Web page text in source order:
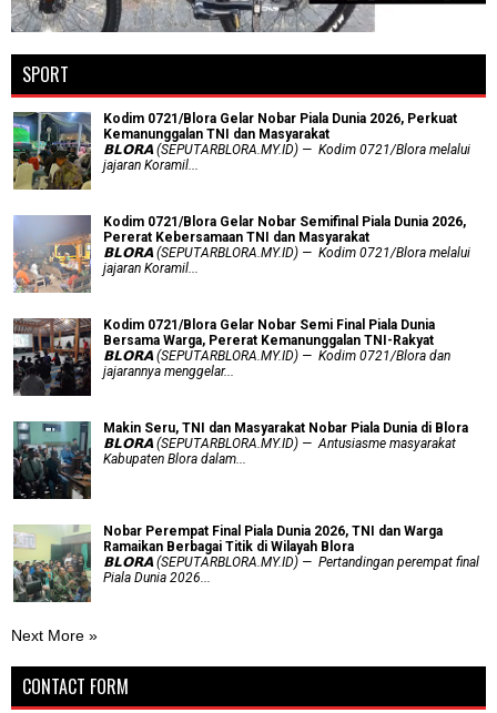
SPORT
Kodim 0721/Blora Gelar Nobar Piala Dunia 2026, Perkuat
Kemanunggalan TNI dan Masyarakat
𝗕𝗟𝗢𝗥𝗔 (SEPUTARBLORA.MY.ID) — Kodim 0721/Blora melalui
jajaran Koramil...
Kodim 0721/Blora Gelar Nobar Semifinal Piala Dunia 2026,
Pererat Kebersamaan TNI dan Masyarakat
𝗕𝗟𝗢𝗥𝗔 (SEPUTARBLORA.MY.ID) — Kodim 0721/Blora melalui
jajaran Koramil...
Kodim 0721/Blora Gelar Nobar Semi Final Piala Dunia
Bersama Warga, Pererat Kemanunggalan TNI-Rakyat
𝗕𝗟𝗢𝗥𝗔 (SEPUTARBLORA.MY.ID) — Kodim 0721/Blora dan
jajarannya menggelar...
Makin Seru, TNI dan Masyarakat Nobar Piala Dunia di Blora
𝗕𝗟𝗢𝗥𝗔 (SEPUTARBLORA.MY.ID) — Antusiasme masyarakat
Kabupaten Blora dalam...
Nobar Perempat Final Piala Dunia 2026, TNI dan Warga
Ramaikan Berbagai Titik di Wilayah Blora
𝗕𝗟𝗢𝗥𝗔 (SEPUTARBLORA.MY.ID) — Pertandingan perempat final
Piala Dunia 2026...
Next More »
CONTACT FORM